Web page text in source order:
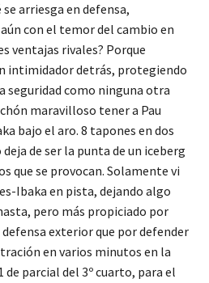
arriesga en defensa,
con el temor del cambio en
ventajas rivales? Porque
intimidador detrás, protegiendo
seguridad como ninguna otra
maravilloso tener a Pau
bajo el aro. 8 tapones en dos
de ser la punta de un iceberg
que se provocan. Solamente vi
Ibaka en pista, dejando algo
pero más propiciado por
exterior que por defender
en varios minutos en la
parcial del 3º cuarto, para el